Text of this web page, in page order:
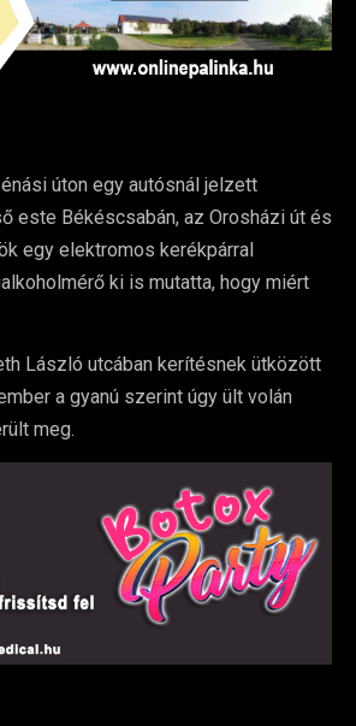
úton egy autósnál jelzett
este Békéscsabán, az Orosházi út és
egy elektromos kerékpárral
ki is mutatta, hogy miért
László utcában kerítésnek ütközött
a gyanú szerint úgy ült volán
meg.